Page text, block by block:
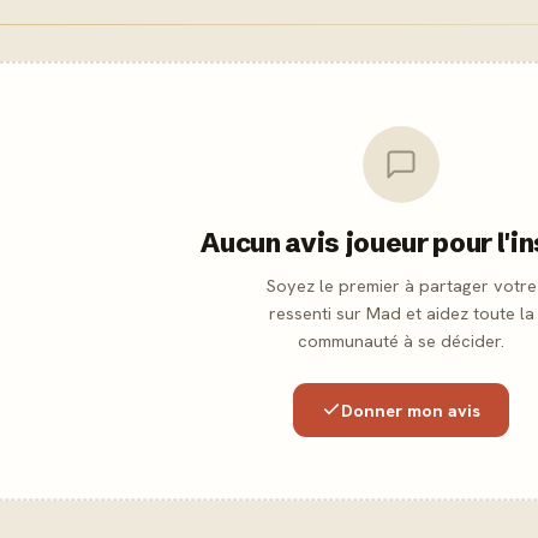
Aucun avis joueur pour
Soyez le premier à partager votre
ressenti sur Mad et aidez toute la
communauté à se décider.
Donner mon avis